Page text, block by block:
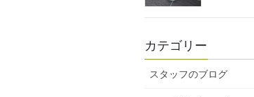
カテゴリー
スタッフのブログ